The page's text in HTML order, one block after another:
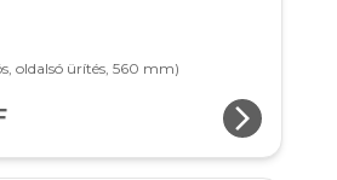
oldalsó ürítés, 560 mm)
arrow_forward_ios